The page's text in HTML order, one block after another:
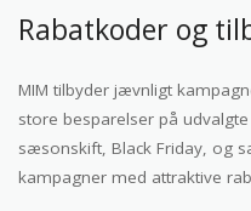
Rabatkoder og
MIM tilbyder jævnligt
store besparelser på
sæsonskift, Black Friday, og
kampagner med attraktive